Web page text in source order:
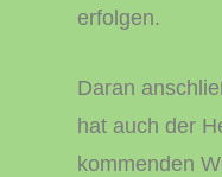
erfolgen.
Daran
hat auch der
kommenden